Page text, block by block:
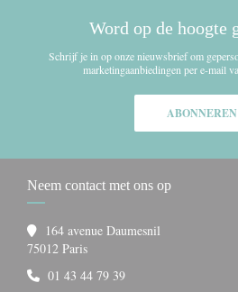
Word op de hoogte
Schrijf je in op onze nieuwsbrief om
marketingaanbiedingen per e-mail
ABONNEREN
Neem contact met ons op
164 avenue Daumesnil
75012 Paris((opent in een nieuw venster))
01 43 44 79 39